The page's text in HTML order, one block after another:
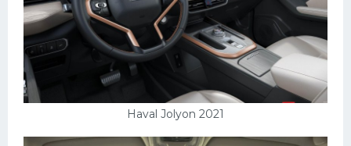
Haval Jolyon 2021